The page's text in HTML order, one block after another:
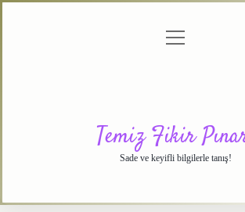
menüyü
Temiz Fikir
Sade ve keyifli bilgilerle tanış!